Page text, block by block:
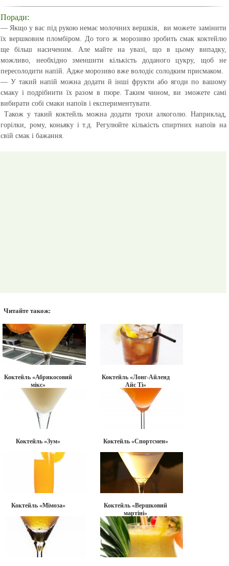
Поради:
— Якщо у вас під рукою немає молочних вершків, ви можете замінити
їх вершковим пломбіром. До того ж морозиво зробить смак коктейлю
ще більш насиченим. Але майте на увазі, що в цьому випадку,
можливо, необхідно зменшити кількість доданого цукру, щоб не
пересолодити напій. Адже морозиво вже володіє солодким присмаком.
— У такий напій можна додати й інші фрукти або ягоди по вашому
смаку і подрібнити їх разом в пюре. Таким чином, ви зможете самі
вибирати собі смаки напоїв і експериментувати.
Також у такий коктейль можна додати трохи алкоголю. Наприклад,
горілки, рому, коньяку і т.д. Регулюйте кількість спиртних напоїв на
свій смак і бажання.
Читайте також:
Коктейль «Абрикосовий
мікс»
Коктейль «Лонг-Айленд
Айс Ті»
Коктейль «Зум» Коктейль «Спортсмен»
Коктейль «Мімоза»
Коктейль «Вершковий
мартіні»